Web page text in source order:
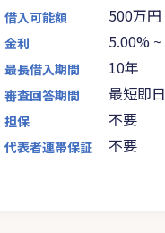
借入可能額 500万円
金利 5.00% ~
最長借入期間 10年
審査回答期間 最短即日
担保 不要
代表者連帯保証 不要